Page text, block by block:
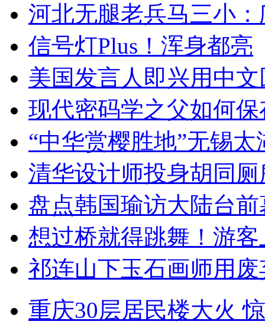
河北无腿老兵马三小
信号灯Plus！浑身都亮
美国发言人即兴用中
现代密码学之父如何
“中华赏樱胜地”无锡
清华设计师投身胡同
盘点韩国瑜访大陆台
想过桥就得跳舞！游客
祁连山下玉石画师用
重庆30层居民楼大火